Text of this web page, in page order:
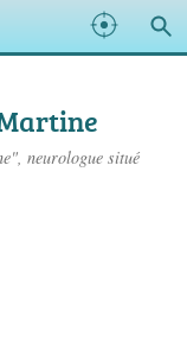
neurologue situé